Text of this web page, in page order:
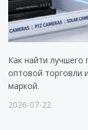
Как найти
оптовой торговли
маркой.
2026-07-22